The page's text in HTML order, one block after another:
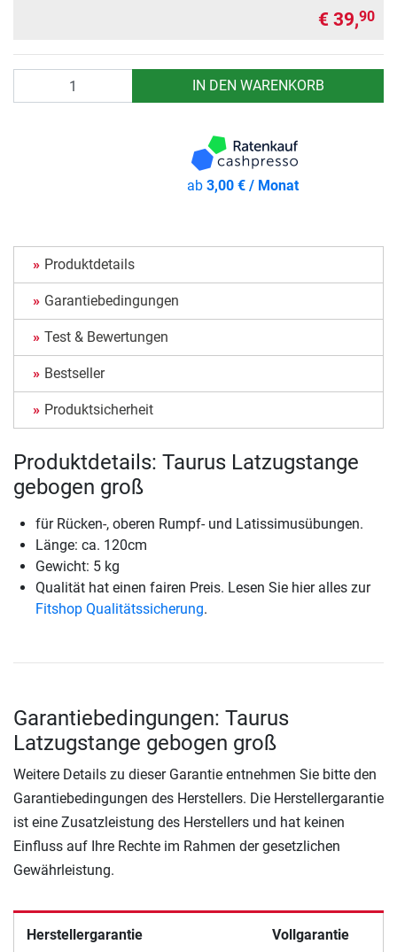
€ 39,90
IN DEN WARENKORB
ab3,00 € / Monat
Produktdetails
Garantiebedingungen
Test & Bewertungen
Bestseller
Produktsicherheit
Produktdetails: Taurus Latzugstange
gebogen groß
für Rücken-, oberen Rumpf- und Latissimusübungen.
Länge: ca. 120cm
Gewicht: 5 kg
Qualität hat einen fairen Preis. Lesen Sie hier alles zur
Fitshop Qualitätssicherung.
Garantiebedingungen: Taurus
Latzugstange gebogen groß
Weitere Details zu dieser Garantie entnehmen Sie bitte den
Garantiebedingungen des Herstellers. Die Herstellergarantie
ist eine Zusatzleistung des Herstellers und hat keinen
Einfluss auf Ihre Rechte im Rahmen der gesetzlichen
Gewährleistung.
Herstellergarantie Vollgarantie